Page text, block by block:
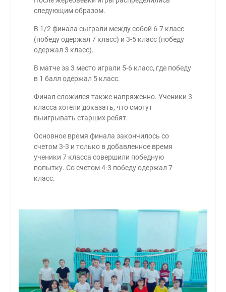
следующим образом.
В 1/2 финала сыграли между собой 6-7 класс
(победу одержал 7 класс) и 3-5 класс (победу
одержал 3 класс).
В матче за 3 место играли 5-6 класс, где победу
в 1 балл одержал 5 класс.
Финал сложился также напряженно. Ученики 3
класса хотели доказать, что смогут
выигрывать старших ребят.
Основное время финала закончилось со
счетом 3-3 и только в добавленное время
ученики 7 класса совершили победную
попытку. Со счетом 4-3 победу одержал 7
класс.